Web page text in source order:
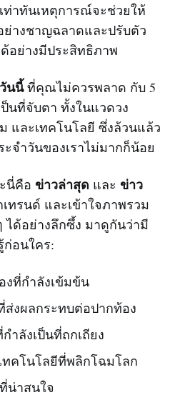
ท่าทันเหตุการณ์จะช่วยให้
ย่างชาญฉลาดและปรับตัว
อย่างมีประสิทธิภาพ
นนี้ที่คุณไม่ควรพลาด กับ 5
นที่จับตา ทั้งในแวดวง
และเทคโนโลยี ซึ่งล้วนแล้ว
จำวันของเราไม่มากก็น้อย
นี่คือ ข่าวล่าสุด และ ข่าว
รนด์ และเข้าใจภาพรวม
ด้อย่างลึกซึ้ง มาดูกันว่ามี
ก่อนใคร:
งที่กำลังเข้มข้น
ส่งผลกระทบต่อปากท้อง
ำลังเป็นที่ถกเถียง
ทคโนโลยีที่พลิกโฉมโลก
น่าสนใจ